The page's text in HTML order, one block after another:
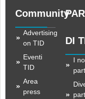
Community
Advertising
on TID
Eventi
TID
Area
press
DI
I